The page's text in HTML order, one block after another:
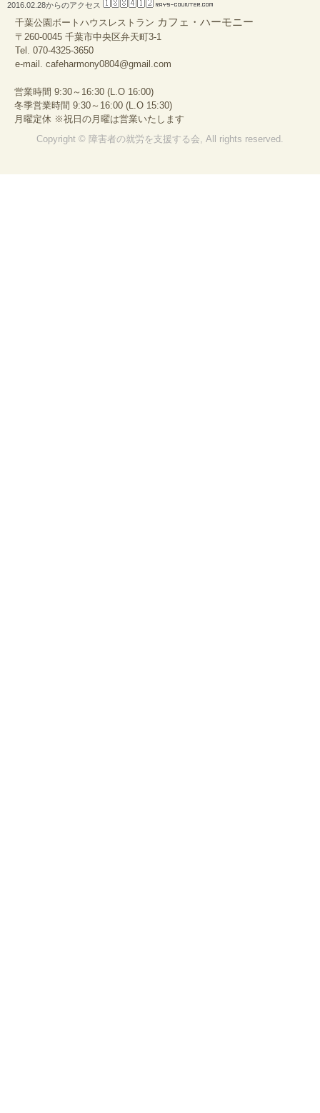
2016.02.28からのアクセス
千葉公園ボートハウスレストラン カフェ・ハーモニー
〒260-0045 千葉市中央区弁天町3-1
Tel.070-4325-3650
e-mail.cafeharmony0804@gmail.com
営業時間 9:30～16:30 (L.O 16:00)
冬季営業時間 9:30～16:00 (L.O 15:30)
月曜定休 ※祝日の月曜は営業いたします
Copyright © 障害者の就労を支援する会, All rights reserved.